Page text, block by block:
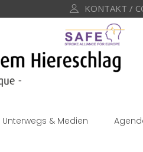
KONTAKT /
Unterwegs & Medien